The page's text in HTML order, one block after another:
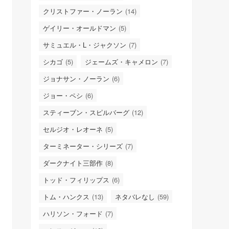
クリストファー・ノーラン (14)
ゲイリー・オールドマン (5)
サミュエル・L・ジャクソン (7)
シカゴ (5) ジェームズ・キャメロン (7)
ジョナサン・ノーラン (6)
ジョー・ペシ (6)
スティーブン・スピルバーグ (12)
セルジオ・レオーネ (5)
ターミネーター・シリーズ (7)
ダークナイト三部作 (8)
トッド・フィリップス (6)
トム・ハンクス (13) ネタバレなし (59)
ハリソン・フォード (7)